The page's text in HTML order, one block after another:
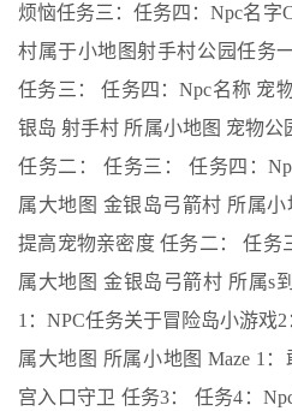
烦恼任务三：任务四：Npc名字
村属于小地图射手村公园任务
任务三： 任务四：Npc名称 宠
银岛 射手村 所属小地图 宠物
任务二： 任务三： 任务四：
属大地图 金银岛弓箭村 所属小
提高宠物亲密度 任务二： 任务
属大地图 金银岛弓箭村 所属s
1：NPC任务关于冒险岛小游戏2
属大地图 所属小地图 Maze 1
宫入口守卫 任务3： 任务4：